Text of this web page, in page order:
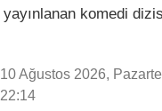
komedi
10 Ağustos 2026,
22:14